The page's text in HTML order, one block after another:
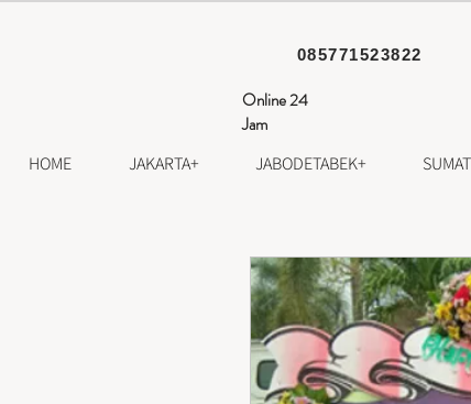
085771523822
Online 24
Jam
HOME JAKARTA+ JABODETABEK+